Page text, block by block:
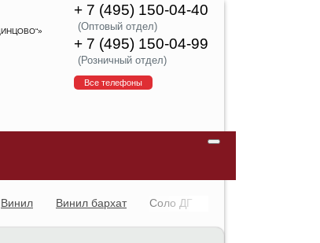
+ 7 (495) 150-04-40
(Оптовый отдел)
+ 7 (495) 150-04-99
(Розничный отдел)
Все телефоны
Винил Винил бархат Соло ДГ